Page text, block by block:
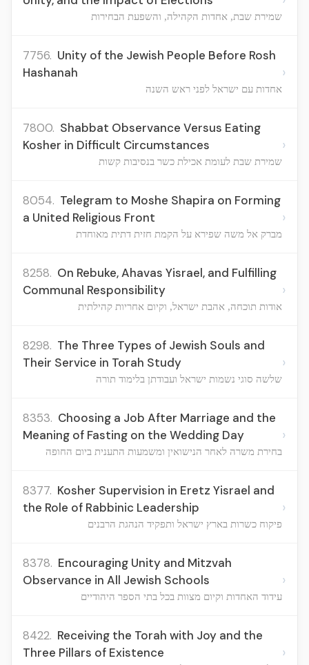
שמירת שבת, אחדות הקהילה, והשפעת הבחירות
7756. Unity of the Jewish People Before Rosh
Hashanah
אחדות עם ישראל לפני ראש השנה
›
7800. Shabbat Observance Versus Eating
Kosher in Difficult Circumstances
שמירת שבת לעומת אכילת כשר בנסיבות קשות
›
8054. Telegram to Moshe Shapira on Forming
a United Religious Front
מברק אל משה שפירא על הקמת חזית דתית מאוחדת
›
8258. On Rebuke, Ahavas Yisrael, and Fulfilling
Communal Responsibility
אודות תוכחה, אהבת ישראל, וקיום אחריות קהילתית
›
8298. The Three Types of Jewish Souls and
Their Service in Torah Study
שלשה סוגי נשמות ישראל ועבודתן בלימוד תורה
›
8353. Choosing a Job After Marriage and the
Meaning of Fasting on the Wedding Day
בחירת משרה לאחר הנישואין ומשמעות התענית ביום החופה
›
8377. Kosher Supervision in Eretz Yisrael and
the Role of Rabbinic Leadership
פיקוח כשרות בארץ ישראל ותפקיד הנהגת הרבנים
›
8378. Encouraging Unity and Mitzvah
Observance in All Jewish Schools
עידוד האחדות וקיום מצוות בכל בתי הספר היהודיים
›
8422. Receiving the Torah with Joy and the
Three Pillars of Existence
›